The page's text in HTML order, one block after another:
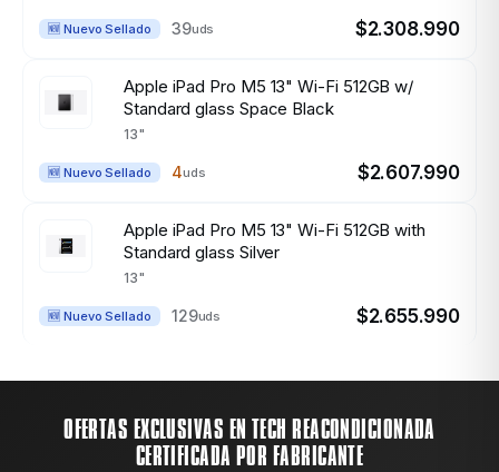
🆕 Nuevo Sellado 39uds $2.308.990
Apple iPad Pro M5 13" Wi-Fi 512GB w/
Standard glass Space Black
13"
🆕 Nuevo Sellado 4uds $2.607.990
Apple iPad Pro M5 13" Wi-Fi 512GB with
Standard glass Silver
13"
🆕 Nuevo Sellado 129uds $2.655.990
OFERTAS EXCLUSIVAS EN TECH REACONDICIONADA
CERTIFICADA POR FABRICANTE